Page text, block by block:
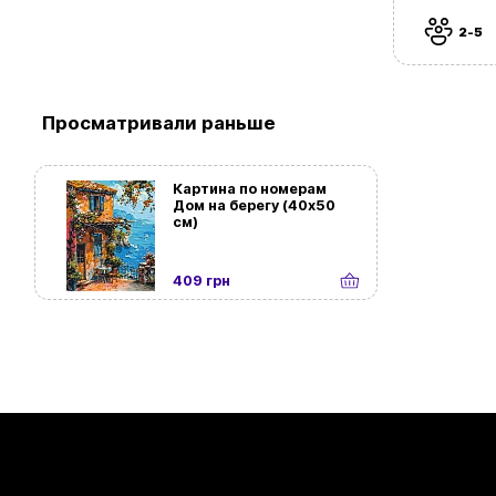
2-5
Просматривали раньше
Картина по номерам
Дом на берегу (40х50
см)
409 грн